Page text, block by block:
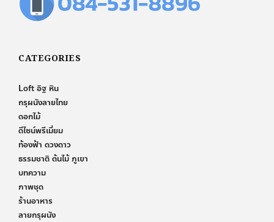
CATEGORIES
Loft อิฐ หิน
กรุผนังลายไทย
ดอกไม้
ดีไซน์พรีเมี่ยม
ท้องฟ้า ดวงดาว
ธรรมชาติ ต้นไม้ ภูเขา
บทความ
ภาพชุด
ร้านอาหาร
ลายกรุผนัง